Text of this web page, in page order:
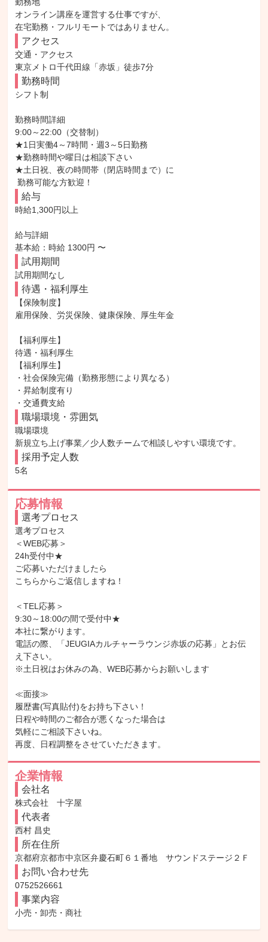
オンライン講座を運営する仕事ですが、
在宅勤務・フルリモートではありません。
アクセス
交通・アクセス
東京メトロ千代田線「赤坂」徒歩7分
勤務時間
シフト制
勤務時間詳細
9:00～22:00（交替制）
★1日実働4～7時間・週3～5日勤務
★勤務時間や曜日は相談下さい
★土日祝、夜の時間帯（閉店時間まで）に
勤務可能な方歓迎！
給与
時給1,300円以上
給与詳細
基本給：時給 1300円 〜
試用期間
試用期間なし
待遇・福利厚生
【保険制度】
雇用保険、労災保険、健康保険、厚生年金
【福利厚生】
待遇・福利厚生
【福利厚生】
・社会保険完備（勤務形態により異なる）
・昇給制度有り
・交通費支給
職場環境・雰囲気
職場環境
新規立ち上げ事業／少人数チームで相談しやすい環境です。
採用予定人数
5名
応募情報
選考プロセス
選考プロセス
＜WEB応募＞
24h受付中★
ご応募いただけましたら
こちらからご返信しますね！
＜TEL応募＞
9:30～18:00の間で受付中★
本社に繋がります。
電話の際、「JEUGIAカルチャーラウンジ赤坂の応募」とお伝
え下さい。
※土日祝はお休みの為、WEB応募からお願いします
≪面接≫
履歴書(写真貼付)をお持ち下さい！
日程や時間のご都合が悪くなった場合は
気軽にご相談下さいね。
再度、日程調整をさせていただきます。
企業情報
会社名
株式会社　十字屋
代表者
西村 昌史
所在住所
京都府京都市中京区弁慶石町６１番地　サウンドステージ２Ｆ
お問い合わせ先
0752526661
事業内容
小売・卸売・商社